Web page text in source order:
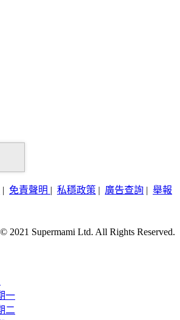
| 免責聲明 | 私穩政策 | 廣告查詢 | 舉報
2021 Supermami Ltd. All Rights Reserved.
一
二